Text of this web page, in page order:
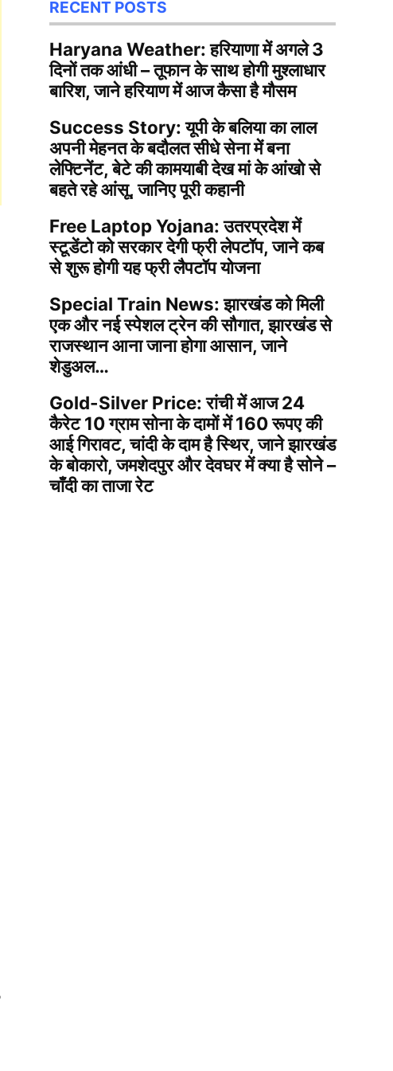
RECENT POSTS
Haryana Weather: हरियाणा में अगले 3
दिनों तक आंधी – तूफान के साथ होगी मुश्लाधार
बारिश, जाने हरियाण में आज कैसा है मौसम
Success Story: यूपी के बलिया का लाल
अपनी मेहनत के बदौलत सीधे सेना में बना
लेफ्टिनेंट, बेटे की कामयाबी देख मां के आंखो से
बहते रहे आंसू, जानिए पूरी कहानी
Free Laptop Yojana: उतरप्रदेश में
स्टूडेंटो को सरकार देगी फ्री लेपटॉप, जाने कब
से शुरू होगी यह फ्री लैपटॉप योजना
Special Train News: झारखंड को मिली
एक और नई स्पेशल ट्रेन की सौगात, झारखंड से
राजस्थान आना जाना होगा आसान, जाने
शेडुअल…
Gold-Silver Price: रांची में आज 24
कैरेट 10 ग्राम सोना के दामों में 160 रूपए की
आई गिरावट, चांदी के दाम है स्थिर, जाने झारखंड
के बोकारो, जमशेदपुर और देवघर में क्या है सोने –
चाँदी का ताजा रेट